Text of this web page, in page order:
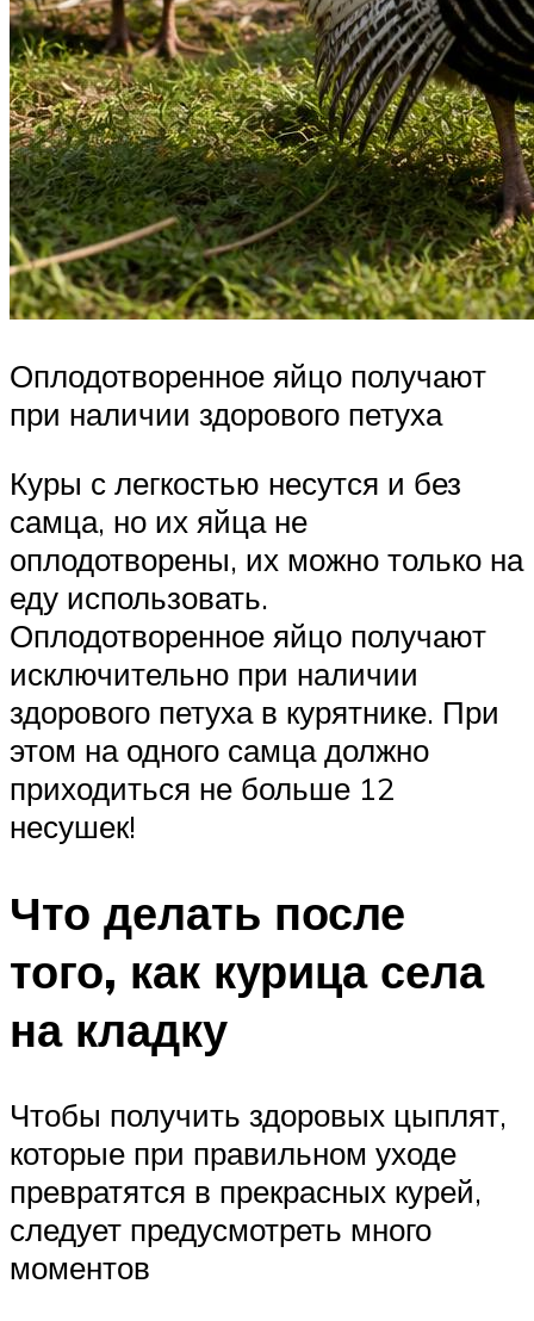
Оплодотворенное яйцо получают
при наличии здорового петуха
Куры с легкостью несутся и без
самца, но их яйца не
оплодотворены, их можно только на
еду использовать.
Оплодотворенное яйцо получают
исключительно при наличии
здорового петуха в курятнике. При
этом на одного самца должно
приходиться не больше 12
несушек!
Что делать после
того, как курица села
на кладку
Чтобы получить здоровых цыплят,
которые при правильном уходе
превратятся в прекрасных курей,
следует предусмотреть много
моментов